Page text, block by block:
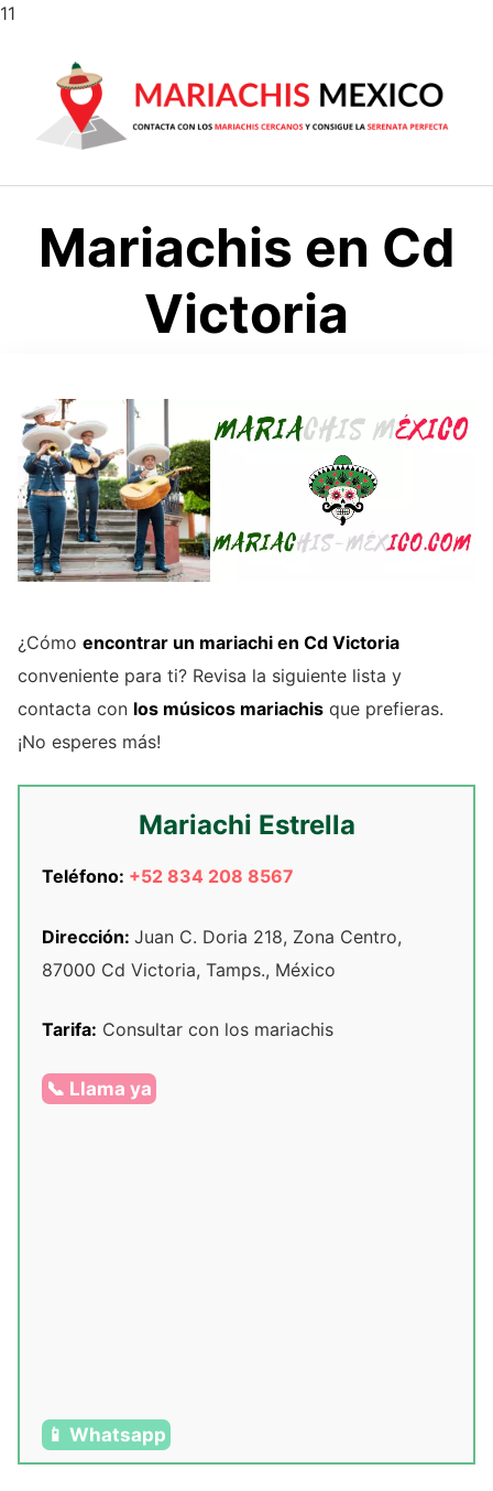
11
contenido
Mariachis en Cd
Victoria
¿Cómo encontrar un mariachi en Cd Victoria
conveniente para ti? Revisa la siguiente lista y
contacta con los músicos mariachis que prefieras.
¡No esperes más!
Mariachi Estrella
Teléfono: +52 834 208 8567
Dirección: Juan C. Doria 218, Zona Centro,
87000 Cd Victoria, Tamps., México
Tarifa: Consultar con los mariachis
📞 Llama ya
📱 Whatsapp